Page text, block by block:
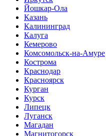
Йошкар-Ола
Казань
Калининград
Калуга
Кемерово
Комсомольск-на-Амуре
Кострома
Краснодар
Красноярск
Курган
Курск
Липецк
Луганск
Магадан
Магнитогорск